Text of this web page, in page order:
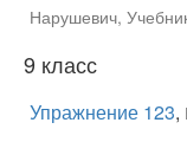
Нарушевич,
9 класс
Упражнение 123,